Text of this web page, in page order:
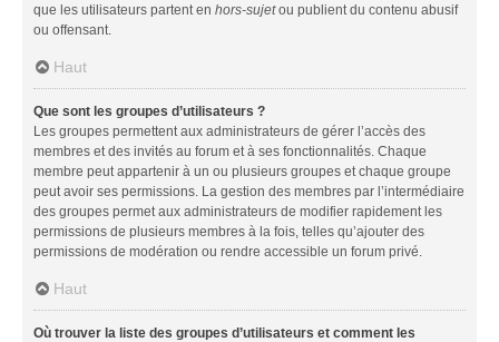
que les utilisateurs partent en hors-sujetou publient du contenu abusif
ou offensant.
Haut
Que sont les groupes d’utilisateurs ?
Les groupes permettent aux administrateurs de gérer l’accès des
membres et des invités au forum et à ses fonctionnalités. Chaque
membre peut appartenir à un ou plusieurs groupes et chaque groupe
peut avoir ses permissions. La gestion des membres par l’intermédiaire
des groupes permet aux administrateurs de modifier rapidement les
permissions de plusieurs membres à la fois, telles qu’ajouter des
permissions de modération ou rendre accessible un forum privé.
Haut
Où trouver la liste des groupes d’utilisateurs et comment les